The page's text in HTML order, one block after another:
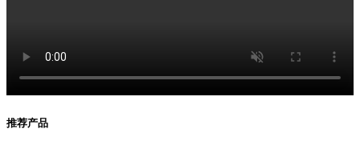
推荐产品